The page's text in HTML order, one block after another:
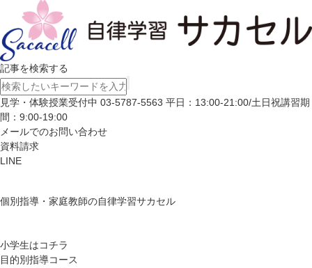
記事を検索する
見学・体験授業受付中 03-5787-5563 平日：13:00-21:00/土日祝講習期
間：9:00-19:00
メールでのお問い合わせ
資料請求
LINE
個別指導・家庭教師の自律学習サカセル
小学生はコチラ
目的別指導コース